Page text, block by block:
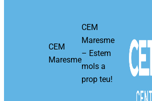
CEM
Maresme
CEM
Maresme
– Estem
mols a
prop teu!